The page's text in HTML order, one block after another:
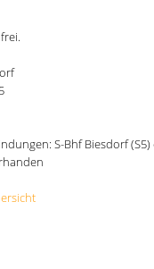
S-Bhf Biesdorf